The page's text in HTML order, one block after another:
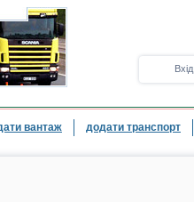
Вхід
вантаж додати транспорт